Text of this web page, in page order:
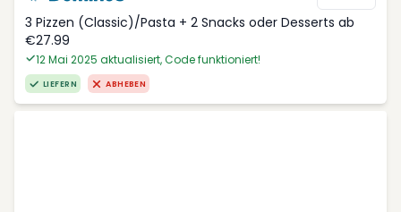
3 Pizzen (Classic)/Pasta + 2 Snacks oder Desserts ab
€27.99
12 Mai 2025 aktualisiert, Code funktioniert!
LIEFERN ABHEBEN